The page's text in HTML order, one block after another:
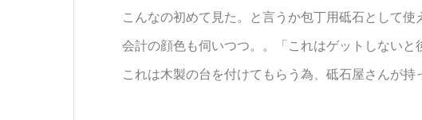
こんなの初めて見た。と言うか包丁用砥石として使
会計の顔色も伺いつつ。。「これはゲットしないと
これは木製の台を付けてもらう為、砥石屋さんが持